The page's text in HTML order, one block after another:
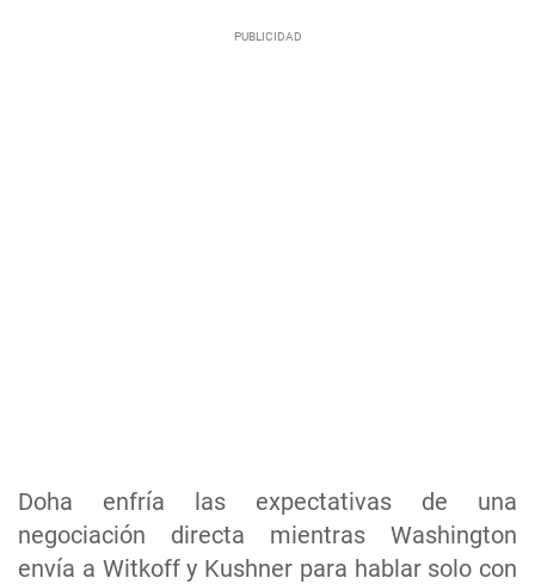
Doha enfría las expectativas de una
negociación directa mientras Washington
envía a Witkoff y Kushner para hablar solo con